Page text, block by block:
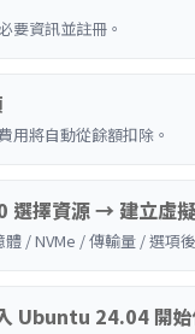
要資訊並註冊。
用將自動從餘額扣除。
選擇資源 → 建立虛
/ NVMe / 傳輸量 / 選項
Ubuntu 24.04 開